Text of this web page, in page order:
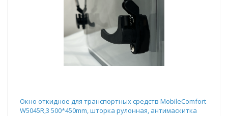
Окно откидное для транспортных средств MobileComfort
W5045R,3 500*450mm, шторка рулонная, антимаскитка